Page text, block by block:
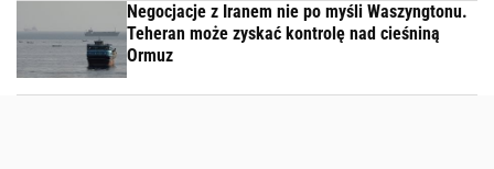
Negocjacje z Iranem nie po myśli Waszyngtonu.
Teheran może zyskać kontrolę nad cieśniną
Ormuz